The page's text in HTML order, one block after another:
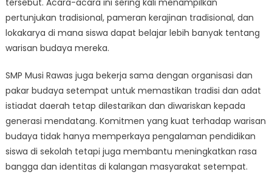
tersebut. Acara-acara ini sering kali menampilkan
pertunjukan tradisional, pameran kerajinan tradisional, dan
lokakarya di mana siswa dapat belajar lebih banyak tentang
warisan budaya mereka.
SMP Musi Rawas juga bekerja sama dengan organisasi dan
pakar budaya setempat untuk memastikan tradisi dan adat
istiadat daerah tetap dilestarikan dan diwariskan kepada
generasi mendatang. Komitmen yang kuat terhadap warisan
budaya tidak hanya memperkaya pengalaman pendidikan
siswa di sekolah tetapi juga membantu meningkatkan rasa
bangga dan identitas di kalangan masyarakat setempat.